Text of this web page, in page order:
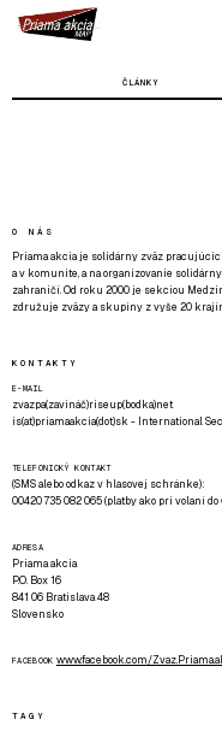
ČLÁNKY
O NÁS
Priama akcia je solidárny zväz
a v komunite, a na organizovanie
zahraničí. Od roku 2000 je sekciou
združuje zväzy a skupiny z vyše 20
KONTAKTY
E-MAIL
zvazpa(zavináč)riseup(bodka)net
is(at)priamaakcia(dot)sk - International
TELEFONICKÝ KONTAKT
(SMS alebo odkaz v hlasovej schránke):
00420 735 082 065 (platby ako pri volaní
ADRESA
Priama akcia
P.O. Box 16
841 06 Bratislava 48
Slovensko
FACEBOOK www.facebook.com/
TAGY